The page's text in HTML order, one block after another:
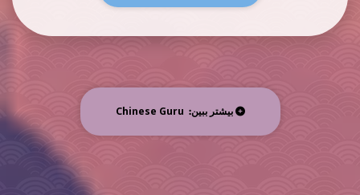
بیشتر ببین: Chinese Guru